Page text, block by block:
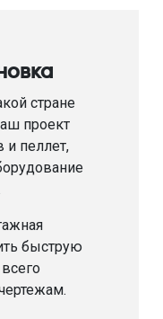
стране
проект
и пеллет,
быструю